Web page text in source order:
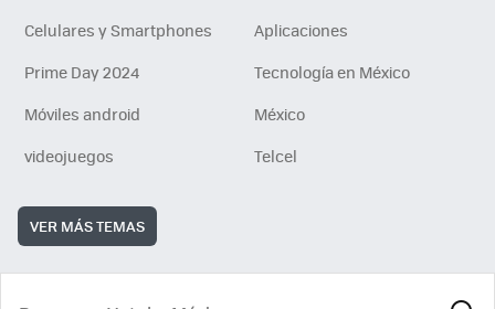
Celulares y Smartphones
Aplicaciones
Prime Day 2024
Tecnología en México
Móviles android
México
videojuegos
Telcel
VER MÁS TEMAS